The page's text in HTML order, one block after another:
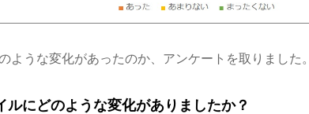
ような変化があったのか、アンケートを取りました。
ルにどのような変化がありましたか？